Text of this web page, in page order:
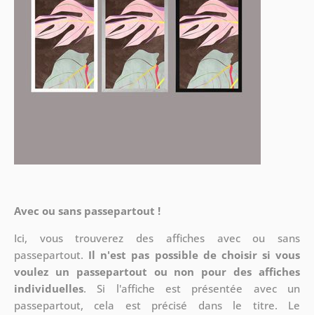
Avec ou sans passepartout !
Ici, vous trouverez des affiches avec ou sans
passepartout. Il n'est pas possible de choisir si vous
voulez un passepartout ou non pour des affiches
individuelles. Si l'affiche est présentée avec un
passepartout, cela est précisé dans le titre. Le